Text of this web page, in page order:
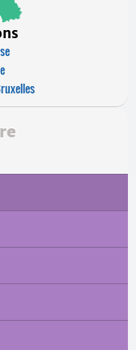
et Écrire en